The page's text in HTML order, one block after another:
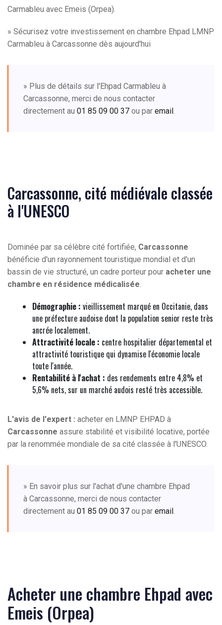
Carmableu avec Emeis (Orpea).
» Sécurisez votre investissement en chambre Ehpad LMNP
Carmableu à Carcassonne dès aujourd'hui
» Plus de détails sur l'Ehpad Carmableu à
Carcassonne, merci de nous contacter
directement au 01 85 09 00 37 ou par email .
Carcassonne, cité médiévale classée
à l'UNESCO
Dominée par sa célèbre cité fortifiée, Carcassonne
bénéficie d'un rayonnement touristique mondial et d'un
bassin de vie structuré, un cadre porteur pour acheter une
chambre en résidence médicalisée.
Démographie : vieillissement marqué en Occitanie, dans
une préfecture audoise dont la population senior reste très
ancrée localement.
Attractivité locale : centre hospitalier départemental et
attractivité touristique qui dynamise l'économie locale
toute l'année.
Rentabilité à l'achat : des rendements entre 4,8% et
5,6% nets, sur un marché audois resté très accessible.
L'avis de l'expert : acheter en LMNP EHPAD à
Carcassonne assure stabilité et visibilité locative, portée
par la renommée mondiale de sa cité classée à l'UNESCO.
» En savoir plus sur l'achat d'une chambre Ehpad
à Carcassonne, merci de nous contacter
directement au 01 85 09 00 37 ou par email .
Acheter une chambre Ehpad avec
Emeis (Orpea)